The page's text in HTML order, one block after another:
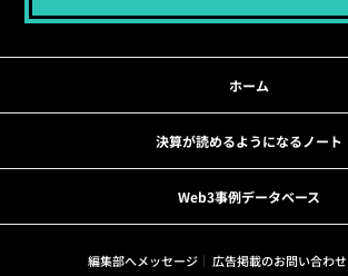
ホーム
決算が読めるようになるノート
Web3事例データベース
編集部へメッセージ 広告掲載のお問い合わせ